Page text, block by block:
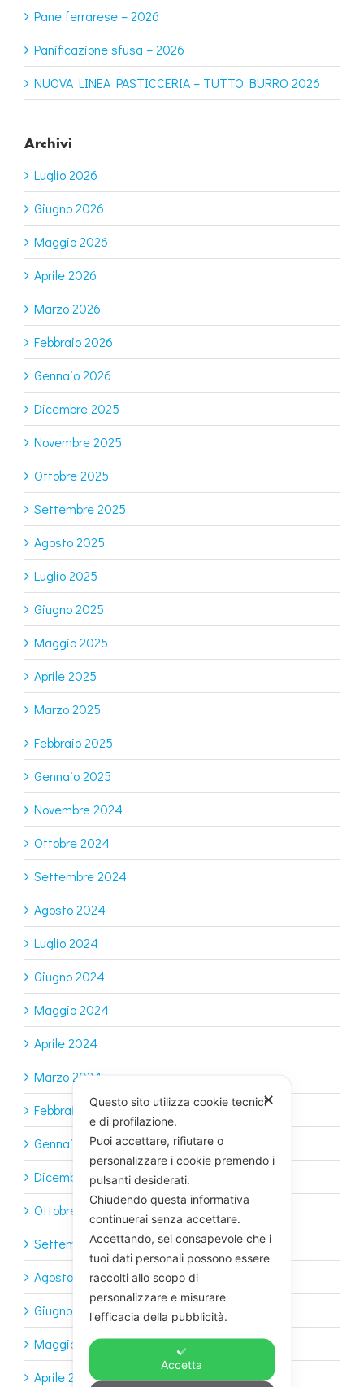
Pane ferrarese – 2026
Panificazione sfusa – 2026
NUOVA LINEA PASTICCERIA – TUTTO BURRO 2026
Archivi
Luglio 2026
Giugno 2026
Maggio 2026
Aprile 2026
Marzo 2026
Febbraio 2026
Gennaio 2026
Dicembre 2025
Novembre 2025
Ottobre 2025
Settembre 2025
Agosto 2025
Luglio 2025
Giugno 2025
Maggio 2025
Aprile 2025
Marzo 2025
Febbraio 2025
Gennaio 2025
Novembre 2024
Ottobre 2024
Settembre 2024
Agosto 2024
Luglio 2024
Giugno 2024
Maggio 2024
Aprile 2024
Marzo 2024
Febbraio 2024
Gennaio 2024
Dicembre 2023
Ottobre 2023
Settembre 2023
Agosto 2023
Giugno 2023
Maggio 2023
Aprile 2023
✕
Questo sito utilizza cookie tecnici
e di profilazione.
Puoi accettare, rifiutare o
personalizzare i cookie premendo i
pulsanti desiderati.
Chiudendo questa informativa
continuerai senza accettare.
Accettando, sei consapevole che i
tuoi dati personali possono essere
raccolti allo scopo di
personalizzare e misurare
l'efficacia della pubblicità.
Accetta